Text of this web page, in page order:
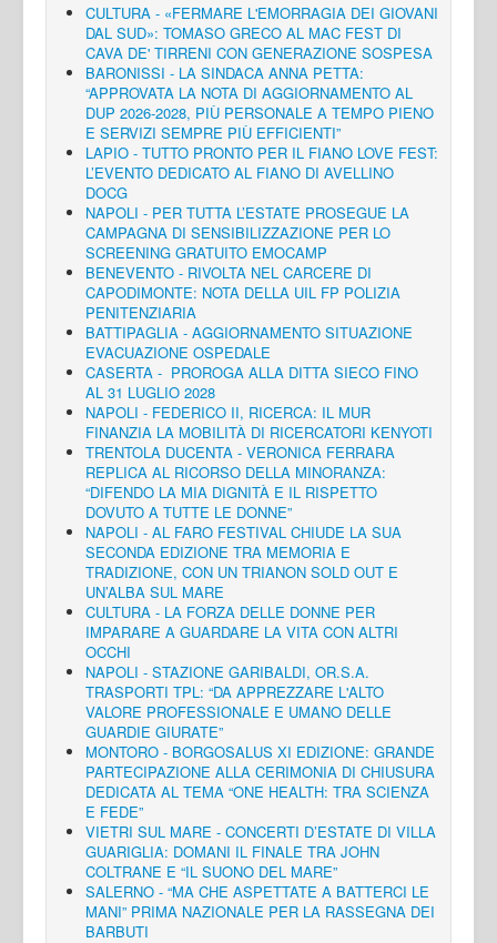
CULTURA - «FERMARE L'EMORRAGIA DEI GIOVANI
DAL SUD»: TOMASO GRECO AL MAC FEST DI
CAVA DE' TIRRENI CON GENERAZIONE SOSPESA
BARONISSI - LA SINDACA ANNA PETTA:
“APPROVATA LA NOTA DI AGGIORNAMENTO AL
DUP 2026-2028, PIÙ PERSONALE A TEMPO PIENO
E SERVIZI SEMPRE PIÙ EFFICIENTI”
LAPIO - TUTTO PRONTO PER IL FIANO LOVE FEST:
L’EVENTO DEDICATO AL FIANO DI AVELLINO
DOCG
NAPOLI - PER TUTTA L’ESTATE PROSEGUE LA
CAMPAGNA DI SENSIBILIZZAZIONE PER LO
SCREENING GRATUITO EMOCAMP
BENEVENTO - RIVOLTA NEL CARCERE DI
CAPODIMONTE: NOTA DELLA UIL FP POLIZIA
PENITENZIARIA
BATTIPAGLIA - AGGIORNAMENTO SITUAZIONE
EVACUAZIONE OSPEDALE
CASERTA - PROROGA ALLA DITTA SIECO FINO
AL 31 LUGLIO 2028
NAPOLI - FEDERICO II, RICERCA: IL MUR
FINANZIA LA MOBILITÀ DI RICERCATORI KENYOTI
TRENTOLA DUCENTA - VERONICA FERRARA
REPLICA AL RICORSO DELLA MINORANZA:
“DIFENDO LA MIA DIGNITÀ E IL RISPETTO
DOVUTO A TUTTE LE DONNE”
NAPOLI - AL FARO FESTIVAL CHIUDE LA SUA
SECONDA EDIZIONE TRA MEMORIA E
TRADIZIONE, CON UN TRIANON SOLD OUT E
UN’ALBA SUL MARE
CULTURA - LA FORZA DELLE DONNE PER
IMPARARE A GUARDARE LA VITA CON ALTRI
OCCHI
NAPOLI - STAZIONE GARIBALDI, OR.S.A.
TRASPORTI TPL: “DA APPREZZARE L'ALTO
VALORE PROFESSIONALE E UMANO DELLE
GUARDIE GIURATE”
MONTORO - BORGOSALUS XI EDIZIONE: GRANDE
PARTECIPAZIONE ALLA CERIMONIA DI CHIUSURA
DEDICATA AL TEMA “ONE HEALTH: TRA SCIENZA
E FEDE”
VIETRI SUL MARE - CONCERTI D’ESTATE DI VILLA
GUARIGLIA: DOMANI IL FINALE TRA JOHN
COLTRANE E “IL SUONO DEL MARE”
SALERNO - “MA CHE ASPETTATE A BATTERCI LE
MANI” PRIMA NAZIONALE PER LA RASSEGNA DEI
BARBUTI